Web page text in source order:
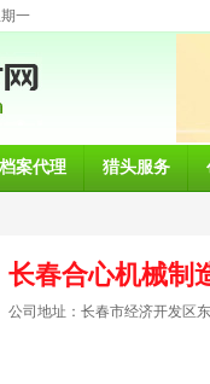
一
档案代理 猎头服务
长春合心机械制
公司地址：长春市经济开发区